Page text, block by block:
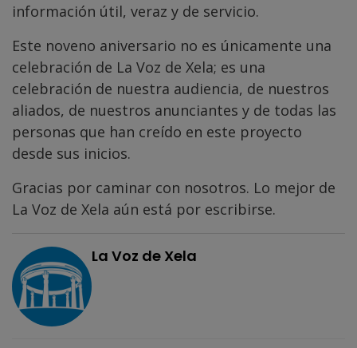
información útil, veraz y de servicio.
Este noveno aniversario no es únicamente una
celebración de La Voz de Xela; es una
celebración de nuestra audiencia, de nuestros
aliados, de nuestros anunciantes y de todas las
personas que han creído en este proyecto
desde sus inicios.
Gracias por caminar con nosotros. Lo mejor de
La Voz de Xela aún está por escribirse.
La Voz de Xela